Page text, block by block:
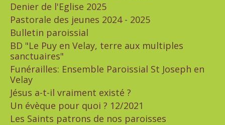
Denier de l'Eglise 2025
Pastorale des jeunes 2024 - 2025
Bulletin paroissial
BD "Le Puy en Velay, terre aux multiples
sanctuaires"
Funérailles: Ensemble Paroissial St Joseph en
Velay
Jésus a-t-il vraiment existé ?
Un évèque pour quoi ? 12/2021
Les Saints patrons de nos paroisses